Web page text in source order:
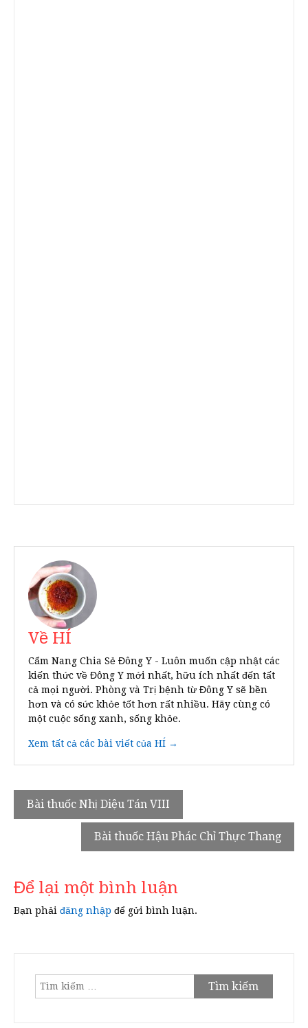
Về HÍ
Cẩm Nang Chia Sẻ Đông Y - Luôn muốn cập nhật các
kiến thức về Đông Y mới nhất, hữu ích nhất đến tất
cả mọi người. Phòng và Trị bệnh từ Đông Y sẽ bền
hơn và có sức khỏe tốt hơn rất nhiều. Hãy cùng có
một cuộc sống xanh, sống khỏe.
Xem tất cả các bài viết của HÍ →
Điều
hướng
Bài thuốc Nhị Diệu Tán VIII
Bài thuốc Hậu Phác Chỉ Thực Thang
Để lại một bình luận
Bạn phải đăng nhập để gửi bình luận.
Tìm